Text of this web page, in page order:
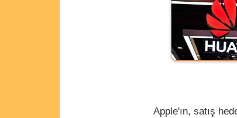
Apple'ın, satış